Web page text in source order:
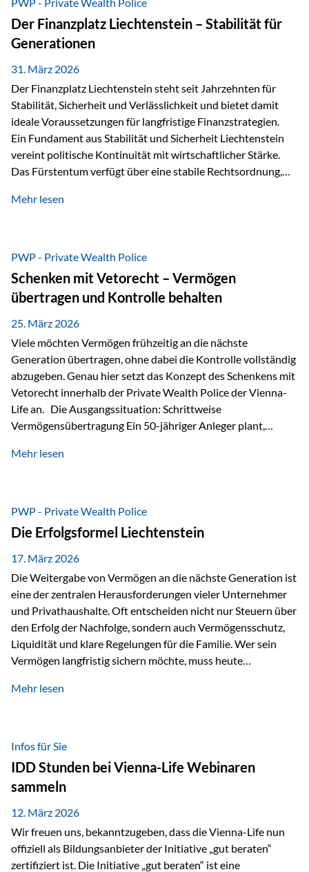
heißt das:Diese Gelder gehören im Konkursfall nicht zur
allgemeinen Konkursmasse, sondern werden ausschließlich
zur Erfüllung…
Der Finanzplatz Liechtenstein – Stabilität für
Generationen
31. März 2026
Der Finanzplatz Liechtenstein steht seit Jahrzehnten für
Stabilität, Sicherheit und Verlässlichkeit und bietet damit
ideale Voraussetzungen für langfristige Finanzstrategien.
Ein Fundament aus Stabilität und Sicherheit Liechtenstein
vereint politische Kontinuität mit wirtschaftlicher Stärke.
Das Fürstentum verfügt über eine stabile Rechtsordnung,
monarchischen Elementen basiert. Diese Struktur schafft
und Unternehmen. Ein wesentliches Merkmal ist die
Staatsfinanzierung: Liechtenstein weist keine
Staatsschulden auf, und der Schutz der wirtschaftlichen
Interessen der Bevölkerung ist in der Verfassung verankert.
Besonders hervorzuheben ist hierbei Artikel 14 der
liechtensteinischen Verfassung. Darin…
Mehr lesen
PWP - Private Wealth Police
Schenken mit Vetorecht – Vermögen
übertragen und Kontrolle behalten
25. März 2026
Viele möchten Vermögen frühzeitig an die nächste
Generation übertragen, ohne dabei die Kontrolle vollständig
abzugeben. Genau hier setzt das Konzept des Schenkens mit
Vetorecht innerhalb der Private Wealth Police der Vienna-
Life an. Die Ausgangssituation: Schrittweise
Vermögensübertragung Ein 50-jähriger Anleger plant,
der steuerliche Freibetrag optimal genutzt werden, sondern
strukturierte, langfristige Vermögensübertragung, ohne die
Kontrolle vollständig aus der Hand zu geben. Die Lösung:
Abschmelzung mit Vetorecht Die Umsetzung erfolgt über die
Private Wealth Police…
Mehr lesen
PWP - Private Wealth Police
Die Erfolgsformel Liechtenstein
17. März 2026
Die Weitergabe von Vermögen an die nächste Generation ist
eine der zentralen Herausforderungen vieler Unternehmer
und Privathaushalte. Oft entscheiden nicht nur Steuern über
den Erfolg der Nachfolge, sondern auch Vermögensschutz,
Liquidität und klare Regelungen für die Familie. Wer sein
Vermögen langfristig sichern möchte, muss heute
„Erfolgsformel Liechtenstein“, herausgegeben und verfasst
Vermögensschutz strategisch miteinander verbindet.
Warum klassische Nachfolgeplanung oft scheitert Viele
Vermögen werden erst im Todesfall übertragen. Das kann zu
Problemen führen: Hohe Erbschaftsteuern Streitigkeiten
zwischen Erben Liquiditätsprobleme bei Immobilien…
Mehr lesen
Infos für Sie
IDD Stunden bei Vienna-Life Webinaren
sammeln
12. März 2026
Wir freuen uns, bekanntzugeben, dass die Vienna-Life nun
offiziell als Bildungsanbieter der Initiative „gut beraten“
zertifiziert ist. Die Initiative „gut beraten“ ist eine